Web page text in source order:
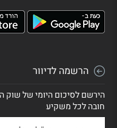
הרשמה לדיוור
הירשם לסיכום היומי של שוק
חובה לכל משקיע